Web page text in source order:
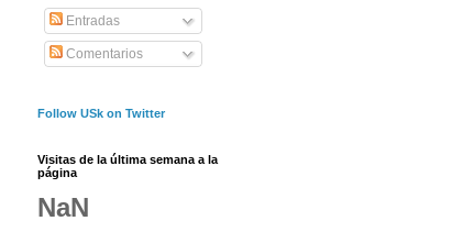
Entradas
Comentarios
Follow USk on Twitter
Visitas de la última semana a la
página
NaN